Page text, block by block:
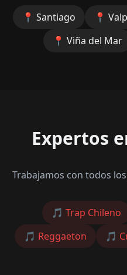
📍 Santiago 📍
📍 Viña del Mar
Expertos
Trabajamos con todos
🎵 Trap Chileno
🎵 Reggaeton 🎵